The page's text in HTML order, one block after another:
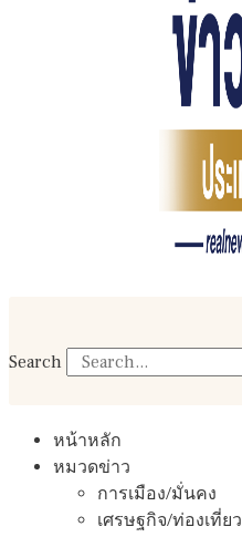
Search
หน้าหลัก
หมวดข่าว
การเมือง/มั่นคง
เศรษฐกิจ/ท่องเที่ยว